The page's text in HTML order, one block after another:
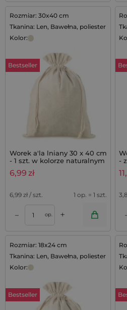
Rozmiar: 30x40 cm
Tkanina: Len, Bawełna, poliester
Kolor:
Bestseller
Worek a'la lniany 30 x 40 cm
- 1 szt. w kolorze naturalnym
6,99 zł
6,99 zł / szt. 1 op. = 1 szt.
– op. +
-
Rozmiar: 18x24 cm
Tkanina: Len, Bawełna, poliester
Kolor:
Bestseller